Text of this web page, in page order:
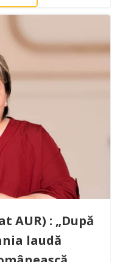
AUR) : „După
laudă